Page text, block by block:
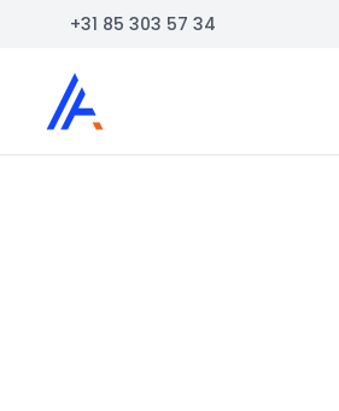
+31 85 303 57 34
Auto Atlas